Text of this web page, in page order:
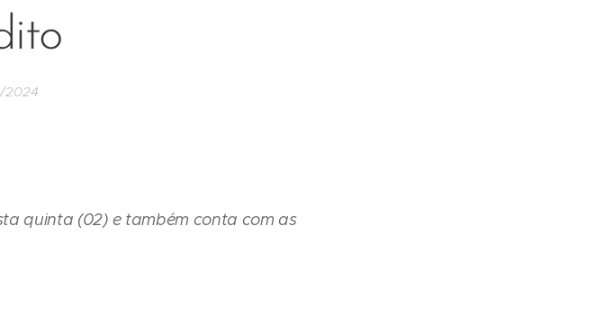
2024
quinta (02) e também conta com as